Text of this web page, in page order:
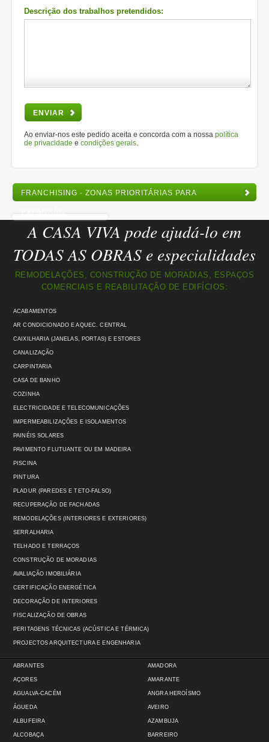
Descrição dos trabalhos pretendidos:
ENVIAR
Ao enviar-nos este pedido aceita e concorda com a nossa política
de privacidade e condições gerais
FRANCHISING - ZONAS PRIORITÁRIAS PARA
EXPANSÃO
A CASA VIVA pode ajudá-lo em
TODAS AS OBRAS e especialidades
REMODELAÇÕES, CONSTRUÇÃO DE MORADIAS, ESPAÇOS
COMERCIAIS E REABILITAÇÃO DE EDIFÍCIOS:
ACABAMENTOS
AR CONDICIONADO E AQUEC. CENTRAL
CAIXILHARIA (JANELAS, PORTAS) E ESTORES
CANALIZAÇÃO
CARPINTARIA
CASA DE BANHO
COZINHA
ELECTRICIDADE E TELECOMUNICAÇÕES
IMPERMEABILIZAÇÕES E ISOLAMENTOS
PAINÉIS SOLARES
PAVIMENTO FLUTUANTE OU EM MADEIRA
PISCINA
PINTURA
PLADUR (PAREDES E TETO-FALSO)
RECUPERAÇÃO DE FACHADAS
REMODELAÇÕES (INTERIORES E EXTERIORES)
SERRALHARIA
TELHADO E TERRAÇOS
CONSTRUÇÃO DE MORADIAS
AVALIAÇÃO IMOBILIÁRIA
CERTIFICAÇÃO ENERGÉTICA
DECORAÇÃO DE INTERIORES
FISCALIZAÇÃO DE OBRAS
PERITAGENS TÉCNICAS (ACÚSTICA E TÉRMICA)
PROJECTOS ARQUITECTURA E ENGENHARIA
ABRANTES
AÇORES
AGUALVA-CACÉM
ÁGUEDA
ALBUFEIRA
ALCOBAÇA
AMADORA
AMARANTE
ANGRA HEROÍSMO
AVEIRO
AZAMBUJA
BARREIRO